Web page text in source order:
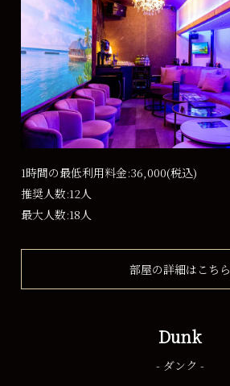
1時間の最低利用料金:36,000(税込)
推奨人数:12人
最大人数:18人
部屋の詳細はこちら
Dunk
- ダンク -